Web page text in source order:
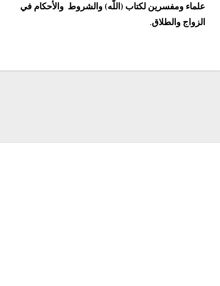
علماء ومفسرين لكتاب (اللّه) والشروط والأحكام في
الزواج والطلاق.